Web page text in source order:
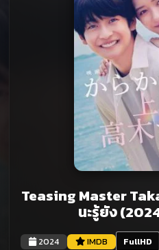
Teasing Master
นะรู้ยัง
2024 IMDB FullHD